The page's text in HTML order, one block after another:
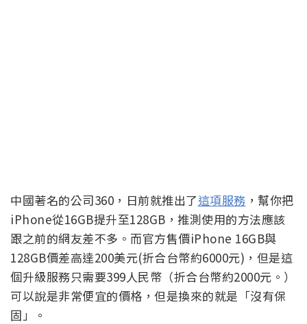
中國著名的公司360，日前就推出了這項服務 ，幫你把
iPhone從16GB提升至128GB，推測使用的方法應該
跟之前的網友差不多。而官方售價iPhone 16GB與
128GB價差高達200美元(折合台幣約6000元)，但是這
個升級服務只需要399人民幣（折合台幣約2000元。）
可以說是非常便宜的價格，但是換來的就是「沒有保
固」。